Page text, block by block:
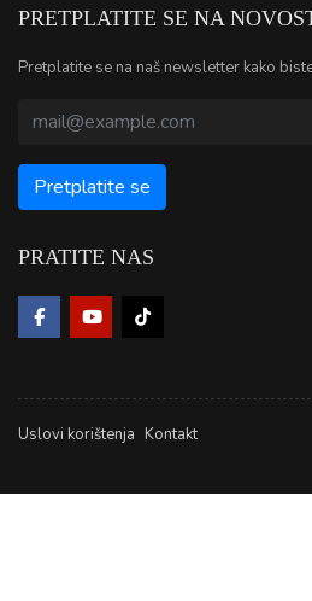
PRETPLATITE SE NA
Pretplatite se na naš newsletter kako
PRATITE NAS
Uslovi korištenja Kontakt